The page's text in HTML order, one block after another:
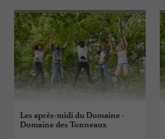
Les après-midi du Domaine -
Domaine des Tonneaux